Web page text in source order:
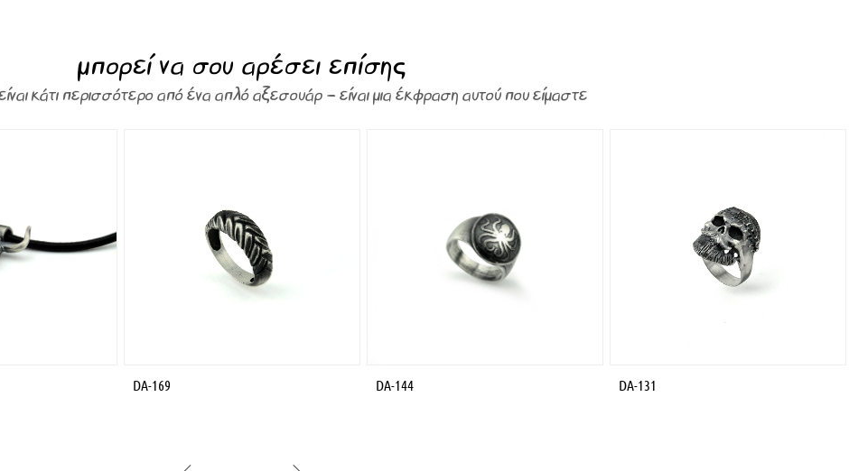
μπορεί να σου αρέσει επίσης
κάτι περισσότερο από ένα απλό αξεσουάρ – είναι μια έκφραση αυτού που είμαστε
DA-169 DA-144 DA-131